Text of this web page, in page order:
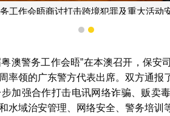
工作会晤商讨打击跨境犯罪及重大活动
1 2
澳警务工作会晤”在本澳召开，保安
率领的广东警方代表出席。双方通报
加强合作打击电讯网络诈骗、贩卖
水域治安管理、网络安全、警务培训